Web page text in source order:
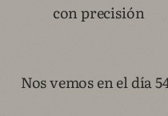
con precisión
Nos vemos en el día